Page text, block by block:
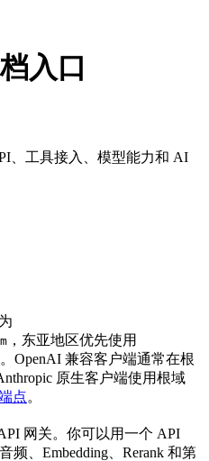
入口
、工具接入、模型能力和 AI
，东亚地区优先使用
。OpenAI 兼容客户端通常在根
原生客户端使用根域
点。
网关。你可以用一个 API
频、Embedding、Rerank 和第